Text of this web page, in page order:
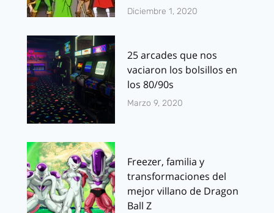
Diciembre 1, 2020
25 arcades que nos
vaciaron los bolsillos en
los 80/90s
Marzo 9, 2020
Freezer, familia y
transformaciones del
mejor villano de Dragon
Ball Z